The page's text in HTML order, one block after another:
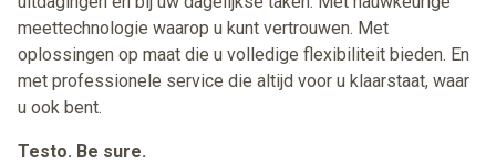
meettechnologie waarop u kunt vertrouwen. Met
oplossingen op maat die u volledige flexibiliteit bieden. En
met professionele service die altijd voor u klaarstaat, waar
u ook bent.
Testo. Be sure.